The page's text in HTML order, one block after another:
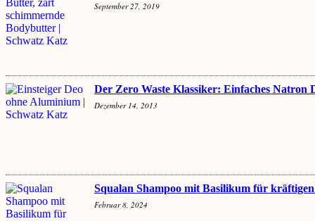
September 27, 2019
Der Zero Waste Klassiker: Einfaches Natron
Dezember 14, 2013
Squalan Shampoo mit Basilikum für
Februar 8, 2024